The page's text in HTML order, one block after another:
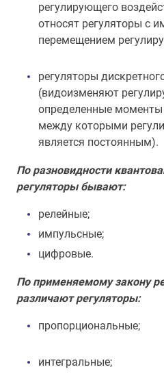
регулирующего
относят регуляторы с
перемещением
регуляторы
(видоизменяют
определенные
между которыми
является постоянным).
По разновидности
регуляторы бывают:
релейные;
импульсные;
цифровые.
По применяемому закону
различают регуляторы:
пропорциональные;
интегральные;